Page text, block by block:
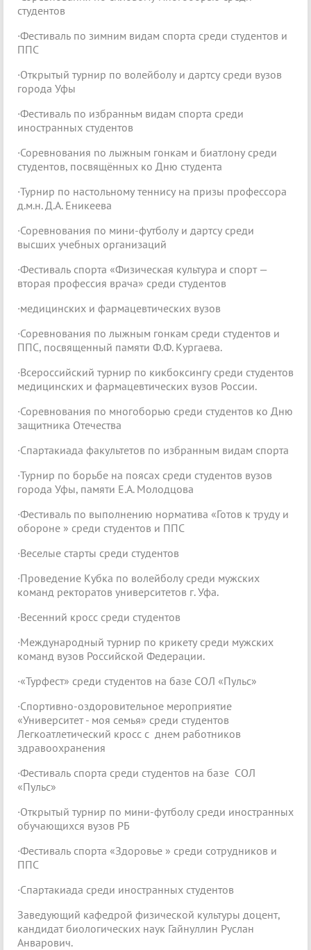
студентов
·Фестиваль по зимним видам спорта среди студентов и
ППC
·Открытый турнир по волейболу и дартсу среди вузов
города Уфы
·Фестиваль по избранньм видам спорта среди
иностранных студентов
·Соревнования no лыжным гонкам и биатлону среди
студентов, посвящённых ко Дню студента
·Турнир по настольному теннису на призы профессора
д.м.н. Д.А. Еникеева
·Соревнования по мини-футболу и дартсу среди
высших учебных организаций
·Фестиваль спорта «Физическая культура и спорт —
вторая профессия врача» среди студентов
·медицинских и фармацевтических вузов
·Соревнования по лыжным гонкам среди студентов и
ППC, посвященный памяти Ф.Ф. Кургаева.
·Всероссийский турнир по кикбоксингу среди студентов
медицинских и фармацевтических вузов России.
·Соревнования по многоборью среди студентов ко Дню
защитника Отечества
·Спартакиада факультетов по избранным видам спорта
·Турнир по борьбе на поясах среди студентов вузов
города Уфы, памяти Е.А. Молодцова
·Фестиваль по выполнению норматива «Готов к труду и
обороне » среди студентов и ППC
·Веселые старты среди студентов
·Проведение Кубка по волейболу среди мужских
команд ректоратов университетов г. Уфа.
·Весенний кросс среди студентов
·Международный турнир по крикету среди мужских
команд вузов Российской Федерации.
·«Турфест» среди студентов на базе СОЛ «Пульс»
·Спортивно-оздоровительное мероприятие
«Университет - моя семья» среди студентов
Легкоатлетический кросс с днем работников
здравоохранения
·Фестиваль спорта среди студентов на базе СОЛ
«Пульс»
·Открытый турнир по мини-футболу среди иностранных
обучающихся вузов РБ
·Фестиваль спорта «Здоровье » среди сотрудников и
ППC
·Спартакиада среди иностранных студентов
Заведующий кафедрой физической культуры доцент,
кандидат биологических наук Гайнуллин Руслан
Анварович.